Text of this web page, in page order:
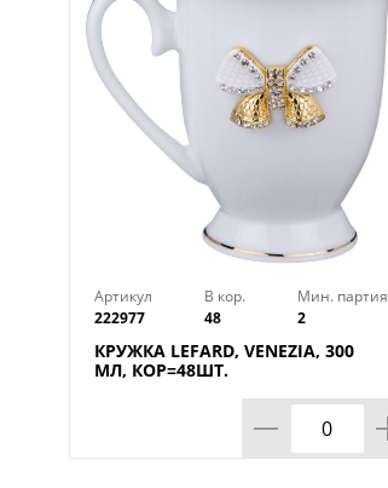
Артикул
222977
В кор.
48
Мин. партия
2
КРУЖКА LEFARD, VENEZIA, 300
МЛ, КОР=48ШТ.